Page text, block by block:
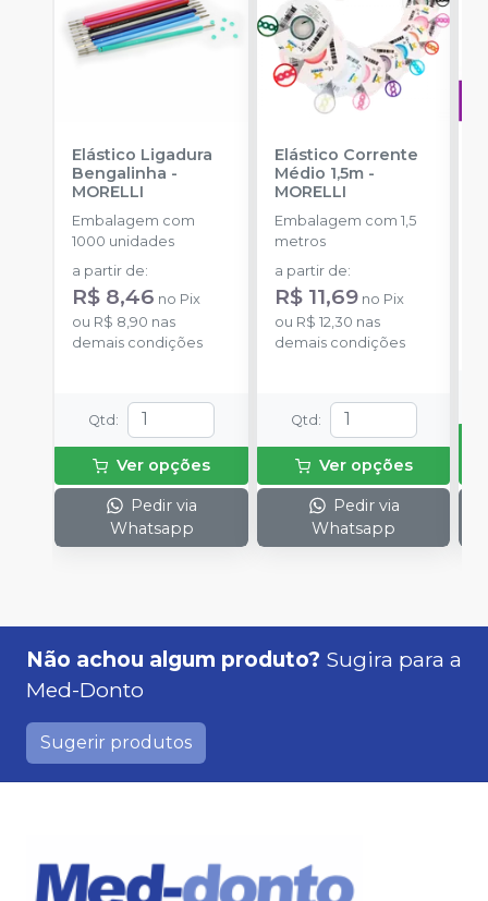
Elástico Ligadura
Bengalinha -
MORELLI
Embalagem com
1000 unidades
a partir de:
R$ 8,46 no Pix
ou R$ 8,90 nas
demais condições
Qtd :
Ver opções
Pedir via
Whatsapp
Elástico Corrente
Médio 1,5m-
MORELLI
Embalagem com 1,5
metros
a partir de:
R$ 11,69 no Pix
ou R$ 12,30 nas
demais condições
Qtd :
Ver opções
Pedir via
Whatsapp
Não achou algum produto? Sugira para a
Med-Donto
Sugerir produtos